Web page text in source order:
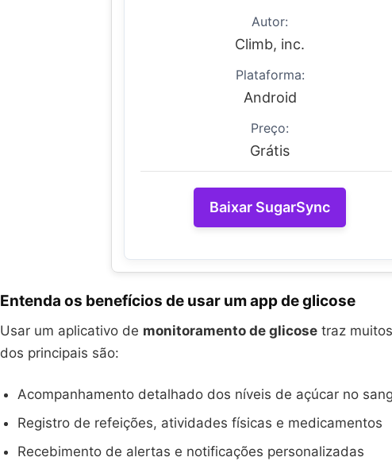
Autor:
Climb, inc.
Plataforma:
Android
Preço:
Grátis
Baixar SugarSync
Entenda os benefícios de usar um app de glicose
Usar um aplicativo de monitoramento de glicose traz
dos principais são:
Acompanhamento detalhado dos níveis de açúcar no
Registro de refeições, atividades físicas e medicamentos
Recebimento de alertas e notificações personalizadas